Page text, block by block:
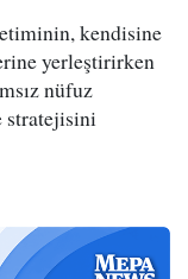
kendisine
yerleştirirken
nüfuz
stratejisini